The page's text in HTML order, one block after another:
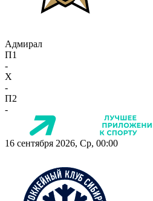
Адмирал
П1
-
X
-
П2
-
16 сентября 2026, Ср, 00:00